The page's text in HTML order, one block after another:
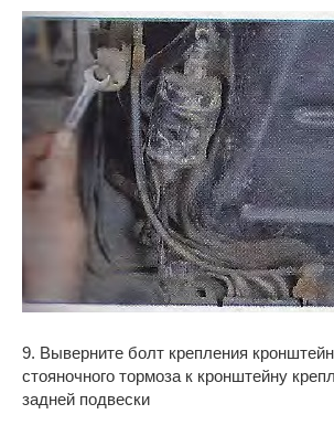
9. Выверните болт крепления
стояночного тормоза к кронштейну
задней подвески